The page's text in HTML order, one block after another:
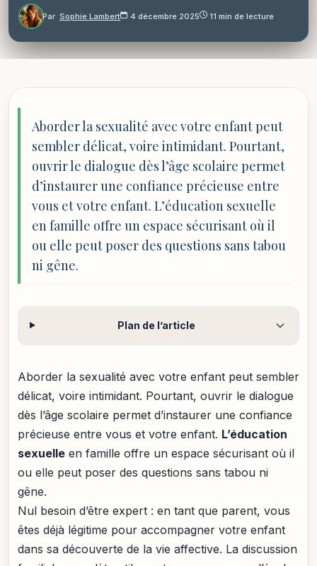
Par Sophie Lambert 4 décembre 2025 11 min de lecture
Aborder la sexualité avec votre enfant peut
sembler délicat, voire intimidant. Pourtant,
ouvrir le dialogue dès l’âge scolaire permet
d’instaurer une confiance précieuse entre
vous et votre enfant. L’éducation sexuelle
en famille offre un espace sécurisant où il
ou elle peut poser des questions sans tabou
ni gêne.
Plan de l’article
Aborder la sexualité avec votre enfant peut sembler
délicat, voire intimidant. Pourtant, ouvrir le dialogue
dès l’âge scolaire permet d’instaurer une confiance
précieuse entre vous et votre enfant. L’éducation
sexuelle en famille offre un espace sécurisant où il
ou elle peut poser des questions sans tabou ni
gêne.
Nul besoin d’être expert : en tant que parent, vous
êtes déjà légitime pour accompagner votre enfant
dans sa découverte de la vie affective. La discussion